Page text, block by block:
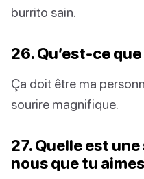
burrito sain.
26. Qu’est-ce
Ça doit être ma
sourire magnifique.
27. Quelle est
nous que tu